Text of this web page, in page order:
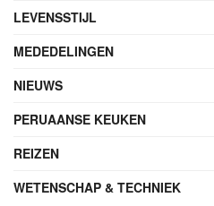
LEVENSSTIJL
MEDEDELINGEN
NIEUWS
PERUAANSE KEUKEN
REIZEN
WETENSCHAP & TECHNIEK